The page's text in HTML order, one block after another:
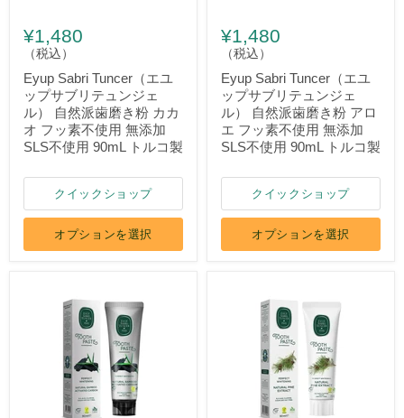
¥1,480
（税込）
Eyup Sabri Tuncer（エユ
ップサブリテュンジェ
ル） 自然派歯磨き粉 カカ
オ フッ素不使用 無添加
SLS不使用 90mL トルコ製
クイックショップ
オプションを選択
¥1,480
（税込）
Eyup Sabri Tuncer（エユ
ップサブリテュンジェ
ル） 自然派歯磨き粉 アロ
エ フッ素不使用 無添加
SLS不使用 90mL トルコ製
クイックショップ
オプションを選択